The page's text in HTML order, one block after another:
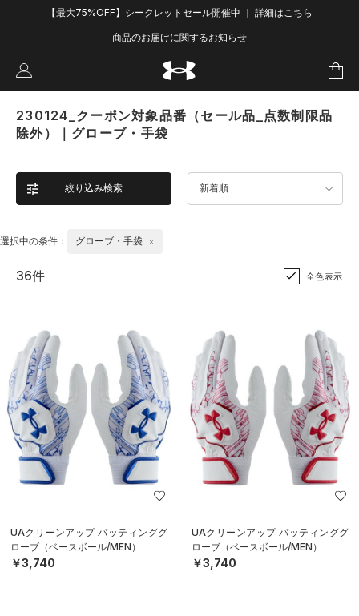
【最大75%OFF】シークレットセール開催中 ｜ 詳細はこちら
商品のお届けに関するお知らせ
230124_クーポン対象品番（セール品_点数制限品
除外）｜グローブ・手袋
絞り込み検索 新着順
選択中の条件： グローブ・手袋
36件 全色表示
UAクリーンアップ バッティンググ
ローブ（ベースボール/MEN）
￥3,740
UAクリーンアップ バッティンググ
ローブ（ベースボール/MEN）
￥3,740